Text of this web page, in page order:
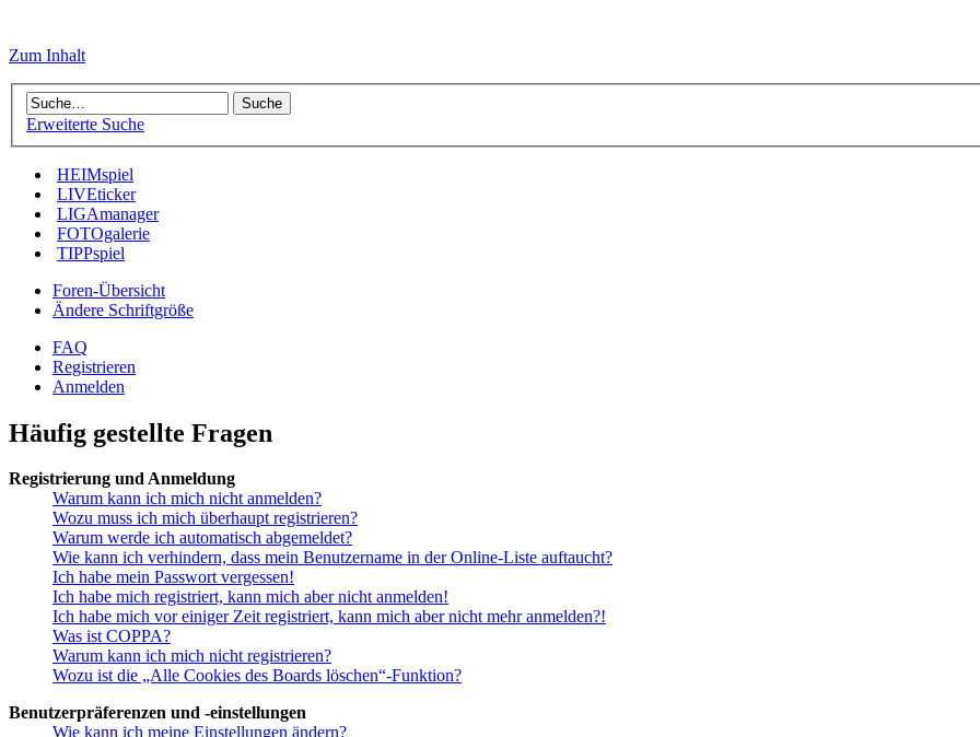
Zum Inhalt
Erweiterte Suche
HEIMspiel
LIVEticker
LIGAmanager
FOTOgalerie
TIPPspiel
Foren-Übersicht
Ändere Schriftgröße
FAQ
Registrieren
Anmelden
Häufig gestellte Fragen
Registrierung und Anmeldung
Warum kann ich mich nicht anmelden?
Wozu muss ich mich überhaupt registrieren?
Warum werde ich automatisch abgemeldet?
Wie kann ich verhindern, dass mein Benutzername in der Online-Liste auftaucht?
Ich habe mein Passwort vergessen!
Ich habe mich registriert, kann mich aber nicht anmelden!
Ich habe mich vor einiger Zeit registriert, kann mich aber nicht mehr anmelden?!
Was ist COPPA?
Warum kann ich mich nicht registrieren?
Wozu ist die „Alle Cookies des Boards löschen“-Funktion?
Benutzerpräferenzen und -einstellungen
Wie kann ich meine Einstellungen ändern?